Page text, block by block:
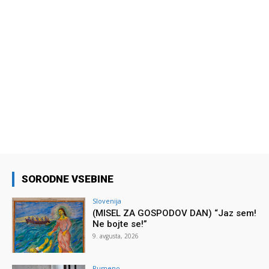
SORODNE VSEBINE
Slovenija
(MISEL ZA GOSPODOV DAN) “Jaz sem!
Ne bojte se!”
9. avgusta, 2026